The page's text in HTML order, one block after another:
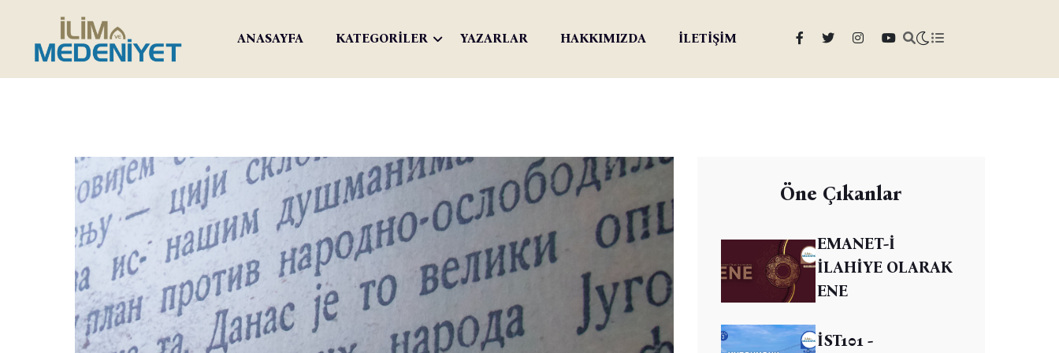
ANASAYFA KATEGORİLER YAZARLAR HAKKIMIZDA İLETİŞİM
Öne Çıkanlar
EMANET-İ
İLAHİYE OLARAK
ENE
İST101 -